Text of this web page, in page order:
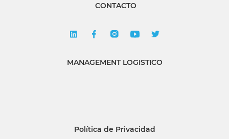
CONTACTO
MANAGEMENT LOGISTICO
Política de Privacidad